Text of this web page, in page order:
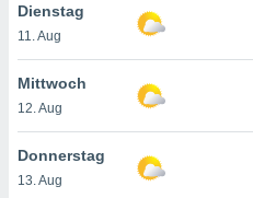
finden
. Sie
jederzeit
Rand
Dienstag
11. Aug
Mittwoch
12. Aug
Donnerstag
13. Aug